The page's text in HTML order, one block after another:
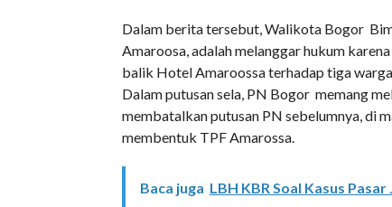
Dalam berita tersebut, Walikota Bogor
Amaroosa, adalah melanggar hukum
balik Hotel Amaroossa terhadap tiga
Dalam putusan sela, PN Bogor memang
membatalkan putusan PN sebelumnya, di
membentuk TPF Amarossa.
Baca juga LBH KBR Soal Kasus